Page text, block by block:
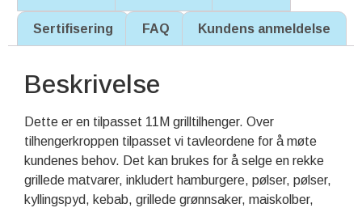
Sertifisering FAQ Kundens anmeldelse
Beskrivelse
Dette er en tilpasset 11M grilltilhenger. Over
tilhengerkroppen tilpasset vi tavleordene for å møte
kundenes behov. Det kan brukes for å selge en rekke
grillede matvarer, inkludert hamburgere, pølser, pølser,
kyllingspyd, kebab, grillede grønnsaker, maiskolber,